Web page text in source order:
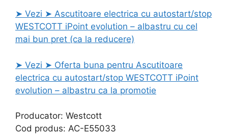
➤ Vezi ➤ Ascutitoare electrica cu autostart/stop
WESTCOTT iPoint evolution – albastru cu cel
mai bun pret (ca la reducere)
➤ Vezi ➤ Oferta buna pentru Ascutitoare
electrica cu autostart/stop WESTCOTT iPoint
evolution – albastru ca la promotie
Producator: Westcott
Cod produs: AC-E55033